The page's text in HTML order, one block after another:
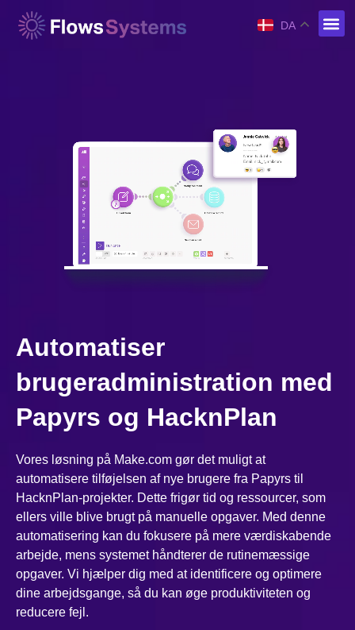
DA
Automatiser
brugeradministration med
Papyrs og HacknPlan
Vores løsning på Make.com gør det muligt at
automatisere tilføjelsen af nye brugere fra Papyrs til
HacknPlan-projekter. Dette frigør tid og ressourcer, som
ellers ville blive brugt på manuelle opgaver. Med denne
automatisering kan du fokusere på mere værdiskabende
arbejde, mens systemet håndterer de rutinemæssige
opgaver. Vi hjælper dig med at identificere og optimere
dine arbejdsgange, så du kan øge produktiviteten og
reducere fejl.